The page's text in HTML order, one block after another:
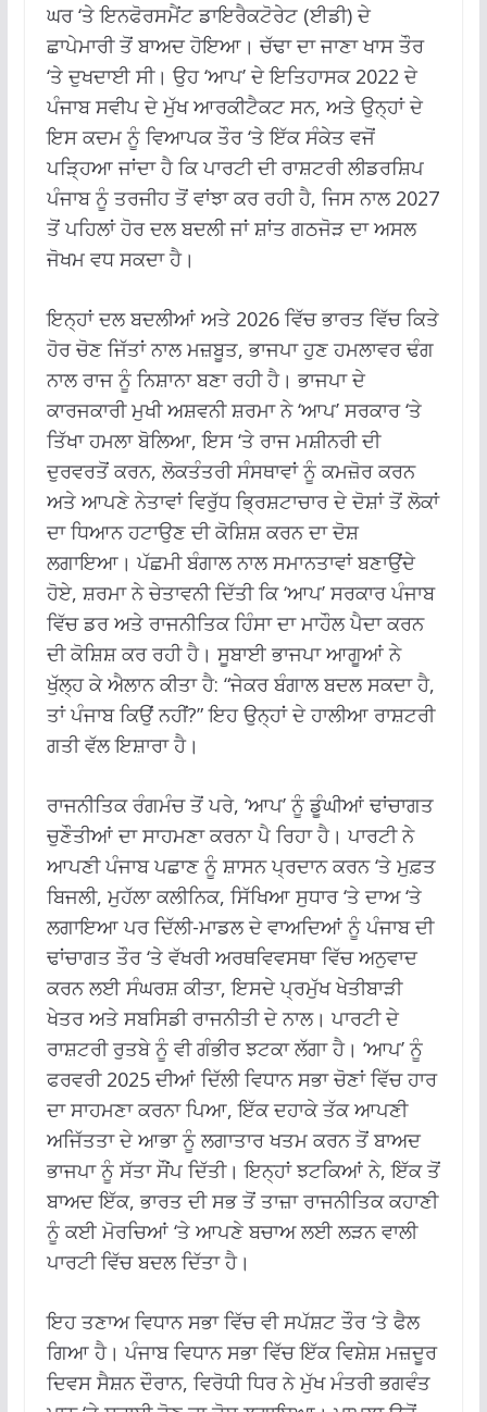
ਘਰ ‘ਤੇ ਇਨਫੋਰਸਮੈਂਟ ਡਾਇਰੈਕਟੋਰੇਟ (ਈਡੀ) ਦੇ
ਛਾਪੇਮਾਰੀ ਤੋਂ ਬਾਅਦ ਹੋਇਆ। ਚੱਢਾ ਦਾ ਜਾਣਾ ਖਾਸ ਤੌਰ
‘ਤੇ ਦੁਖਦਾਈ ਸੀ। ਉਹ ‘ਆਪ’ ਦੇ ਇਤਿਹਾਸਕ 2022 ਦੇ
ਪੰਜਾਬ ਸਵੀਪ ਦੇ ਮੁੱਖ ਆਰਕੀਟੈਕਟ ਸਨ, ਅਤੇ ਉਨ੍ਹਾਂ ਦੇ
ਇਸ ਕਦਮ ਨੂੰ ਵਿਆਪਕ ਤੌਰ ‘ਤੇ ਇੱਕ ਸੰਕੇਤ ਵਜੋਂ
ਪੜ੍ਹਿਆ ਜਾਂਦਾ ਹੈ ਕਿ ਪਾਰਟੀ ਦੀ ਰਾਸ਼ਟਰੀ ਲੀਡਰਸ਼ਿਪ
ਪੰਜਾਬ ਨੂੰ ਤਰਜੀਹ ਤੋਂ ਵਾਂਝਾ ਕਰ ਰਹੀ ਹੈ, ਜਿਸ ਨਾਲ 2027
ਤੋਂ ਪਹਿਲਾਂ ਹੋਰ ਦਲ ਬਦਲੀ ਜਾਂ ਸ਼ਾਂਤ ਗਠਜੋੜ ਦਾ ਅਸਲ
ਜੋਖਮ ਵਧ ਸਕਦਾ ਹੈ।
ਇਨ੍ਹਾਂ ਦਲ ਬਦਲੀਆਂ ਅਤੇ 2026 ਵਿੱਚ ਭਾਰਤ ਵਿੱਚ ਕਿਤੇ
ਹੋਰ ਚੋਣ ਜਿੱਤਾਂ ਨਾਲ ਮਜ਼ਬੂਤ, ਭਾਜਪਾ ਹੁਣ ਹਮਲਾਵਰ ਢੰਗ
ਨਾਲ ਰਾਜ ਨੂੰ ਨਿਸ਼ਾਨਾ ਬਣਾ ਰਹੀ ਹੈ। ਭਾਜਪਾ ਦੇ
ਕਾਰਜਕਾਰੀ ਮੁਖੀ ਅਸ਼ਵਨੀ ਸ਼ਰਮਾ ਨੇ ‘ਆਪ’ ਸਰਕਾਰ ‘ਤੇ
ਤਿੱਖਾ ਹਮਲਾ ਬੋਲਿਆ, ਇਸ ‘ਤੇ ਰਾਜ ਮਸ਼ੀਨਰੀ ਦੀ
ਦੁਰਵਰਤੋਂ ਕਰਨ, ਲੋਕਤੰਤਰੀ ਸੰਸਥਾਵਾਂ ਨੂੰ ਕਮਜ਼ੋਰ ਕਰਨ
ਅਤੇ ਆਪਣੇ ਨੇਤਾਵਾਂ ਵਿਰੁੱਧ ਭ੍ਰਿਸ਼ਟਾਚਾਰ ਦੇ ਦੋਸ਼ਾਂ ਤੋਂ ਲੋਕਾਂ
ਦਾ ਧਿਆਨ ਹਟਾਉਣ ਦੀ ਕੋਸ਼ਿਸ਼ ਕਰਨ ਦਾ ਦੋਸ਼
ਲਗਾਇਆ। ਪੱਛਮੀ ਬੰਗਾਲ ਨਾਲ ਸਮਾਨਤਾਵਾਂ ਬਣਾਉਂਦੇ
ਹੋਏ, ਸ਼ਰਮਾ ਨੇ ਚੇਤਾਵਨੀ ਦਿੱਤੀ ਕਿ ‘ਆਪ’ ਸਰਕਾਰ ਪੰਜਾਬ
ਵਿੱਚ ਡਰ ਅਤੇ ਰਾਜਨੀਤਿਕ ਹਿੰਸਾ ਦਾ ਮਾਹੌਲ ਪੈਦਾ ਕਰਨ
ਦੀ ਕੋਸ਼ਿਸ਼ ਕਰ ਰਹੀ ਹੈ। ਸੂਬਾਈ ਭਾਜਪਾ ਆਗੂਆਂ ਨੇ
ਖੁੱਲ੍ਹ ਕੇ ਐਲਾਨ ਕੀਤਾ ਹੈ: “ਜੇਕਰ ਬੰਗਾਲ ਬਦਲ ਸਕਦਾ ਹੈ,
ਤਾਂ ਪੰਜਾਬ ਕਿਉਂ ਨਹੀਂ?” ਇਹ ਉਨ੍ਹਾਂ ਦੇ ਹਾਲੀਆ ਰਾਸ਼ਟਰੀ
ਗਤੀ ਵੱਲ ਇਸ਼ਾਰਾ ਹੈ।
ਰਾਜਨੀਤਿਕ ਰੰਗਮੰਚ ਤੋਂ ਪਰੇ, ‘ਆਪ’ ਨੂੰ ਡੂੰਘੀਆਂ ਢਾਂਚਾਗਤ
ਚੁਣੌਤੀਆਂ ਦਾ ਸਾਹਮਣਾ ਕਰਨਾ ਪੈ ਰਿਹਾ ਹੈ। ਪਾਰਟੀ ਨੇ
ਆਪਣੀ ਪੰਜਾਬ ਪਛਾਣ ਨੂੰ ਸ਼ਾਸਨ ਪ੍ਰਦਾਨ ਕਰਨ ‘ਤੇ ਮੁਫ਼ਤ
ਬਿਜਲੀ, ਮੁਹੱਲਾ ਕਲੀਨਿਕ, ਸਿੱਖਿਆ ਸੁਧਾਰ ‘ਤੇ ਦਾਅ ‘ਤੇ
ਲਗਾਇਆ ਪਰ ਦਿੱਲੀ-ਮਾਡਲ ਦੇ ਵਾਅਦਿਆਂ ਨੂੰ ਪੰਜਾਬ ਦੀ
ਢਾਂਚਾਗਤ ਤੌਰ ‘ਤੇ ਵੱਖਰੀ ਅਰਥਵਿਵਸਥਾ ਵਿੱਚ ਅਨੁਵਾਦ
ਕਰਨ ਲਈ ਸੰਘਰਸ਼ ਕੀਤਾ, ਇਸਦੇ ਪ੍ਰਮੁੱਖ ਖੇਤੀਬਾੜੀ
ਖੇਤਰ ਅਤੇ ਸਬਸਿਡੀ ਰਾਜਨੀਤੀ ਦੇ ਨਾਲ। ਪਾਰਟੀ ਦੇ
ਰਾਸ਼ਟਰੀ ਰੁਤਬੇ ਨੂੰ ਵੀ ਗੰਭੀਰ ਝਟਕਾ ਲੱਗਾ ਹੈ। ‘ਆਪ’ ਨੂੰ
ਫਰਵਰੀ 2025 ਦੀਆਂ ਦਿੱਲੀ ਵਿਧਾਨ ਸਭਾ ਚੋਣਾਂ ਵਿੱਚ ਹਾਰ
ਦਾ ਸਾਹਮਣਾ ਕਰਨਾ ਪਿਆ, ਇੱਕ ਦਹਾਕੇ ਤੱਕ ਆਪਣੀ
ਅਜਿੱਤਤਾ ਦੇ ਆਭਾ ਨੂੰ ਲਗਾਤਾਰ ਖਤਮ ਕਰਨ ਤੋਂ ਬਾਅਦ
ਭਾਜਪਾ ਨੂੰ ਸੱਤਾ ਸੌਂਪ ਦਿੱਤੀ। ਇਨ੍ਹਾਂ ਝਟਕਿਆਂ ਨੇ, ਇੱਕ ਤੋਂ
ਬਾਅਦ ਇੱਕ, ਭਾਰਤ ਦੀ ਸਭ ਤੋਂ ਤਾਜ਼ਾ ਰਾਜਨੀਤਿਕ ਕਹਾਣੀ
ਨੂੰ ਕਈ ਮੋਰਚਿਆਂ ‘ਤੇ ਆਪਣੇ ਬਚਾਅ ਲਈ ਲੜਨ ਵਾਲੀ
ਪਾਰਟੀ ਵਿੱਚ ਬਦਲ ਦਿੱਤਾ ਹੈ।
ਇਹ ਤਣਾਅ ਵਿਧਾਨ ਸਭਾ ਵਿੱਚ ਵੀ ਸਪੱਸ਼ਟ ਤੌਰ ‘ਤੇ ਫੈਲ
ਗਿਆ ਹੈ। ਪੰਜਾਬ ਵਿਧਾਨ ਸਭਾ ਵਿੱਚ ਇੱਕ ਵਿਸ਼ੇਸ਼ ਮਜ਼ਦੂਰ
ਦਿਵਸ ਸੈਸ਼ਨ ਦੌਰਾਨ, ਵਿਰੋਧੀ ਧਿਰ ਨੇ ਮੁੱਖ ਮੰਤਰੀ ਭਗਵੰਤ